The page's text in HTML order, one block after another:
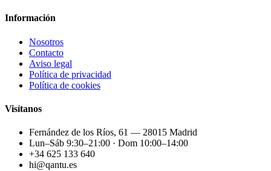
Información
Nosotros
Contacto
Aviso legal
Política de privacidad
Política de cookies
Visítanos
Fernández de los Ríos, 61 — 28015 Madrid
Lun–Sáb 9:30–21:00 · Dom 10:00–14:00
+34 625 133 640
hi@qantu.es